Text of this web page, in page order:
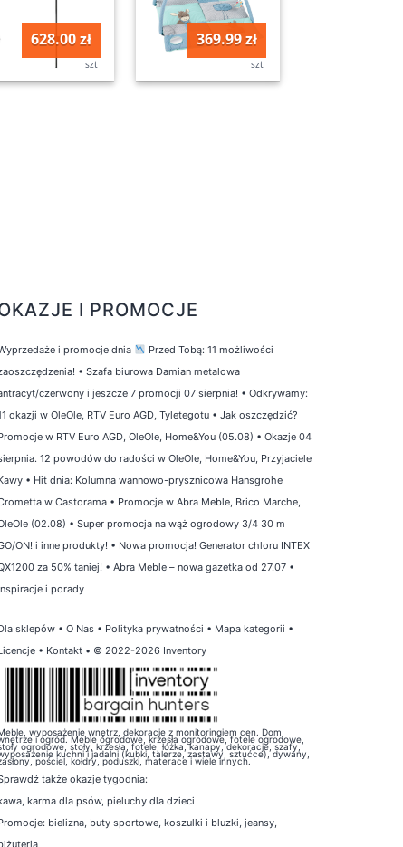
628.00 zł
szt
369.99 zł
szt
I PROMOCJE
i promocje dnia
Przed Tobą: 11 możliwości
• Szafa biurowa Damian metalowa
czerwony i jeszcze 7 promocji 07 sierpnia! • Odkrywamy:
okazji w OleOle, RTV Euro AGD, Tyletegotu • Jak oszczędzić?
w RTV Euro AGD, OleOle, Home&You (05.08) • Okazje 04
12 powodów do radości w OleOle, Home&You, Przyjaciele
• Hit dnia: Kolumna wannowo-prysznicowa Hansgrohe
w Castorama • Promocje w Abra Meble, Brico Marche,
(02.08) • Super promocja na wąż ogrodowy 3/4 30 m
ON! i inne produkty! • Nowa promocja! Generator chloru INTEX
za 50% taniej! • Abra Meble – nowa gazetka od 27.07 •
i porady
sklepów • O Nas • Polityka prywatności • Mapa kategorii •
• Kontakt • © 2022-2026 Inventory
wyposażenie wnętrz, dekoracje z monitoringiem cen. Dom,
i ogród. Meble ogrodowe, krzesła ogrodowe, fotele ogrodowe,
ogrodowe, stoły, krzesła, fotele, łóżka, kanapy, dekoracje, szafy,
kuchni i jadalni (kubki, talerze, zastawy, sztućce), dywany,
pościel, kołdry, poduszki, materace i wiele innych.
także okazje tygodnia:
, karma dla psów, pieluchy dla dzieci
bielizna, buty sportowe, koszulki i bluzki, jeansy,